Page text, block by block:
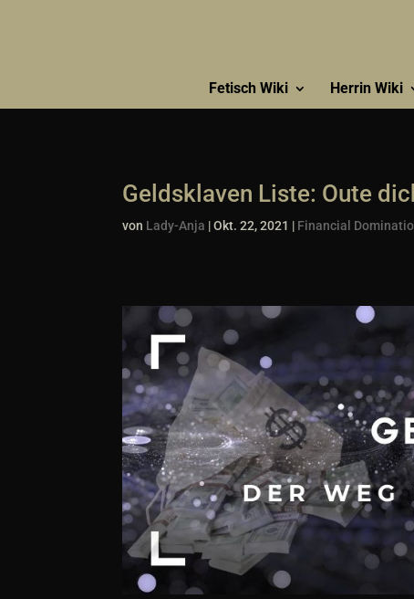
Fetisch Wiki Herrin Wiki
Geldsklaven Liste: Oute
von Lady-Anja |Okt. 22, 2021 | Financial